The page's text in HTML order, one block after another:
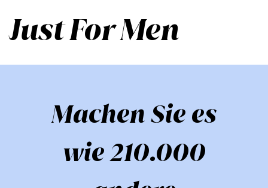
Just For Men
Machen Sie es
wie 210.000